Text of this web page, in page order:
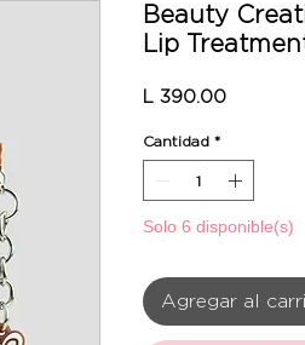
Beauty
Lip
L 390.00Precio
Cantidad *
Solo 6 disponible(s)
Agregar al